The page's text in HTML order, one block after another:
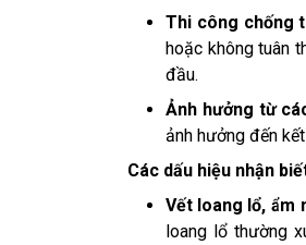
Thi công chống
hoặc không tuân
đầu.
Ảnh hưởng từ
ảnh hưởng đến
Các dấu hiệu nhận
Vết loang lổ, ẩm
loang lổ thường